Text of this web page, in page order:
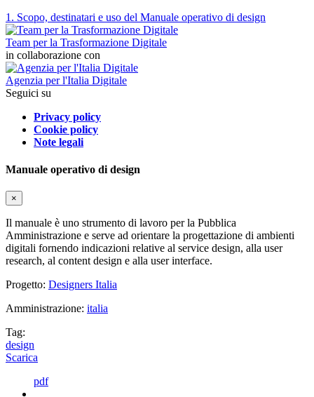
1. Scopo, destinatari e uso del Manuale operativo di design
Team per la Trasformazione Digitale
in collaborazione con
Agenzia per l'Italia Digitale
Seguici su
Privacy policy
Cookie policy
Note legali
Manuale operativo di design
×
Il manuale è uno strumento di lavoro per la Pubblica
Amministrazione e serve ad orientare la progettazione di ambienti
digitali fornendo indicazioni relative al service design, alla user
research, al content design e alla user interface.
Progetto: Designers Italia
Amministrazione: italia
Tag:
design
Scarica
pdf